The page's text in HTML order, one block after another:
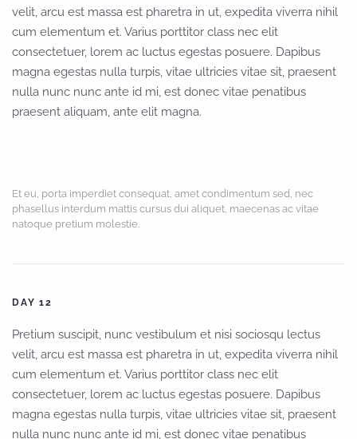
velit, arcu est massa est pharetra in ut, expedita viverra nihil
cum elementum et. Varius porttitor class nec elit
consectetuer, lorem ac luctus egestas posuere. Dapibus
magna egestas nulla turpis, vitae ultricies vitae sit, praesent
nulla nunc nunc ante id mi, est donec vitae penatibus
praesent aliquam, ante elit magna.
Et eu, porta imperdiet consequat, amet condimentum sed, nec
phasellus interdum mattis cursus dui aliquet, maecenas ac vitae
natoque pretium molestie.
DAY 12
Pretium suscipit, nunc vestibulum et nisi sociosqu lectus
velit, arcu est massa est pharetra in ut, expedita viverra nihil
cum elementum et. Varius porttitor class nec elit
consectetuer, lorem ac luctus egestas posuere. Dapibus
magna egestas nulla turpis, vitae ultricies vitae sit, praesent
nulla nunc nunc ante id mi, est donec vitae penatibus